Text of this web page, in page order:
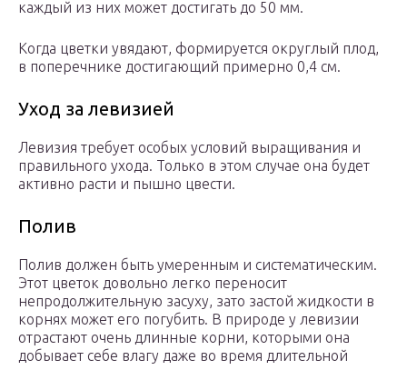
каждый из них может достигать до 50 мм.
Когда цветки увядают, формируется округлый плод,
в поперечнике достигающий примерно 0,4 см.
Уход за левизией
Левизия требует особых условий выращивания и
правильного ухода. Только в этом случае она будет
активно расти и пышно цвести.
Полив
Полив должен быть умеренным и систематическим.
Этот цветок довольно легко переносит
непродолжительную засуху, зато застой жидкости в
корнях может его погубить. В природе у левизии
отрастают очень длинные корни, которыми она
добывает себе влагу даже во время длительной